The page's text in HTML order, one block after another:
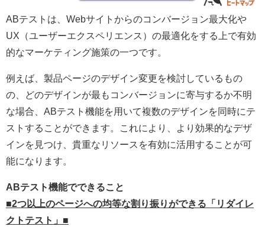
ABテストは、Webサイトからのコンバージョン最大化や
UX（ユーザーエクスペリエンス）の最適化をする上で有効
的なマーケティング施策の一つです。
例えば、製品ページのデザイン変更を検討しているもの
の、どのデザインが最もコンバージョンに寄与するか不明
な場合、ABテスト機能を用いて複数のデザインを同時にテ
ストすることができます。これにより、より効果的なデザ
インを見つけ、貴重なリソースを有効に活用することが可
能になります。
ABテスト機能でできること
■2つ以上のページへの均等な割り振りができる「リダイレ
クトテスト」■